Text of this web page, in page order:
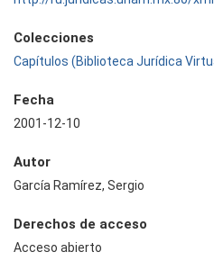
Colecciones
Capítulos (Biblioteca Jurídica
Fecha
2001-12-10
Autor
García Ramírez, Sergio
Derechos de acceso
Acceso abierto